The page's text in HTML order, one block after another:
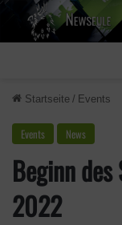
Startseite / Events
Events News
Beginn
2022